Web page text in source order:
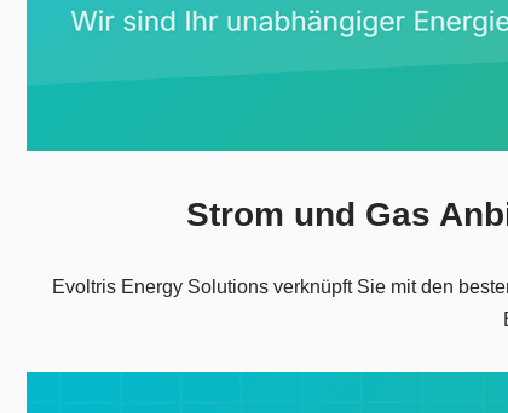
Strom und Gas
Evoltris Energy Solutions verknüpft Sie mit den